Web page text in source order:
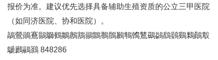
报价为准。建议优先选择具备辅助生殖资质的公立三甲医院
（如同济医院、协和医院）‌。
鶮鶯鶰鶱鶲鶳鶴鶵鶶鶷鶸鶹鶺鶻鶼鶽鶾鶿鷀鷁鷂鷃鷄鷅鷆鷇
鷈鷉鷊鷋 848286